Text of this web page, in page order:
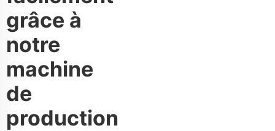
grâce à
notre
machine
de
production